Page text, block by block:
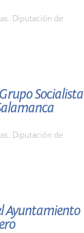
Diputación de
Socialista
Diputación de
Ayuntamiento